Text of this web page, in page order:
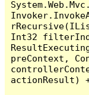
Int32
preContext,
actionResult)